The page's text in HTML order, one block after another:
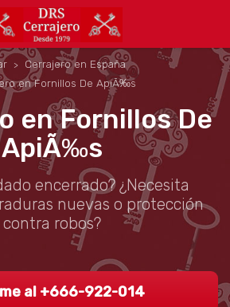
Cerrajero en España
en Fornillos De ApiÃ‰s
en Fornillos De
ApiÃ‰s
encerrado? ¿Necesita
nuevas o protección
contra robos?
al +666-922-014